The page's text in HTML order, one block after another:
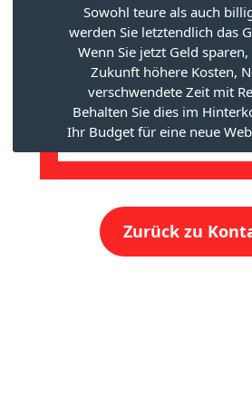
Sowohl teure als auch
werden Sie letztendlich das
Wenn Sie jetzt Geld
Zukunft höhere Kosten,
verschwendete Zeit mit
Behalten Sie dies im
Ihr Budget für eine neue
Zurück zu